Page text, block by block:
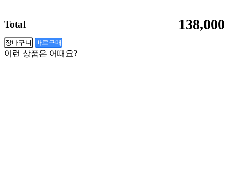
Total 138,000
장바구니 바로구매
이런 상품은 어때요?